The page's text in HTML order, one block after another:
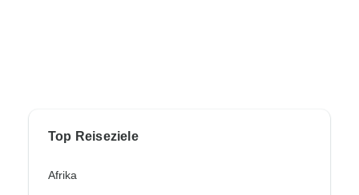
Top Reiseziele
Afrika